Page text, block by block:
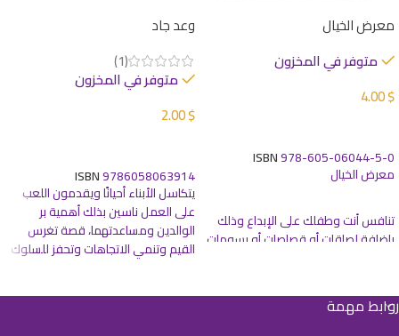
معرض الخيال
متوفر في المخزون
4.00$
ISBN978-605-06044-5-0
معرض الخيال
تنافس أنت وطفلك على الإبداع وذلك
بإضافة لصاقات أو قصاصات أو رسومات
للصورة من تفاصيل وأشياء غريبة
لتستحق الانضمام لمعرضك مع
وعد جاد
(1)
متوفر في المخزون
2.00$
ISBN9786058063914
يتكاسل الأبناء أحيانًا ويقدمون اللعب
على العمل ناسين بذلك أهمية بر
الوالدين ومساعدتهما، قصة تغرس
القيم وتنمي الاتجاهات وتحفز للسلوك
روابط مهمة